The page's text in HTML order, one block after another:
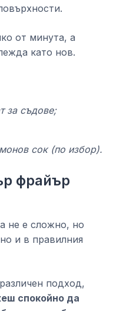
от минута, а
като нов.
за съдове;
сок (по избор).
фрайър
не е сложно, но
и в правилния
подход,
спокойно да